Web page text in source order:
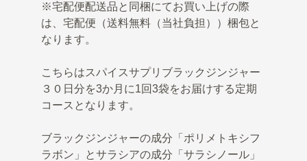
※宅配便配送品と同梱にてお買い上げの際
は、宅配便（送料無料（当社負担））梱包と
なります。
こちらはスパイスサプリブラックジンジャー
３０日分を3か月に1回3袋をお届けする定期
コースとなります。
ブラックジンジャーの成分「ポリメトキシフ
ラボン」とサラシアの成分「サラシノール」